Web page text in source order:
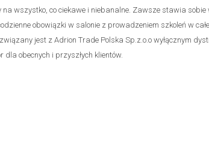
wszystko, co ciekawe i niebanalne. Zawsze stawia sobie
obowiązki w salonie z prowadzeniem szkoleń w
jest z Adrion Trade Polska Sp.z.o.o wyłącznym
dla obecnych i przyszłych klientów.